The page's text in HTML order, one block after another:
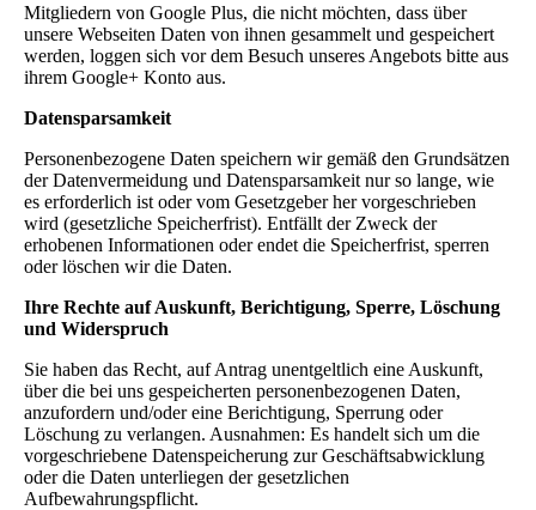
Mitgliedern von Google Plus, die nicht möchten, dass über
unsere Webseiten Daten von ihnen gesammelt und gespeichert
werden, loggen sich vor dem Besuch unseres Angebots bitte aus
ihrem Google+ Konto aus.
Datensparsamkeit
Personenbezogene Daten speichern wir gemäß den Grundsätzen
der Datenvermeidung und Datensparsamkeit nur so lange, wie
es erforderlich ist oder vom Gesetzgeber her vorgeschrieben
wird (gesetzliche Speicherfrist). Entfällt der Zweck der
erhobenen Informationen oder endet die Speicherfrist, sperren
oder löschen wir die Daten.
Ihre Rechte auf Auskunft, Berichtigung, Sperre, Löschung
und Widerspruch
Sie haben das Recht, auf Antrag unentgeltlich eine Auskunft,
über die bei uns gespeicherten personenbezogenen Daten,
anzufordern und/oder eine Berichtigung, Sperrung oder
Löschung zu verlangen. Ausnahmen: Es handelt sich um die
vorgeschriebene Datenspeicherung zur Geschäftsabwicklung
oder die Daten unterliegen der gesetzlichen
Aufbewahrungspflicht.